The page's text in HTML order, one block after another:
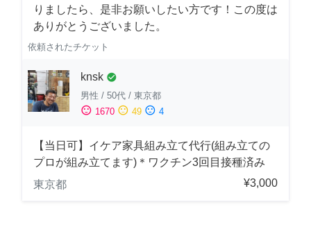
りましたら、是非お願いしたい方です！この度は
ありがとうございました。
依頼されたチケット
knsk check_circle
男性 / 50代 / 東京都
sentiment_satisfied 1670 sentiment_neutral 49 sentiment_dissatisfied 4
【当日可】イケア家具組み立て代行(組み立ての
プロが組み立てます)＊ワクチン3回目接種済み
東京都
¥3,000